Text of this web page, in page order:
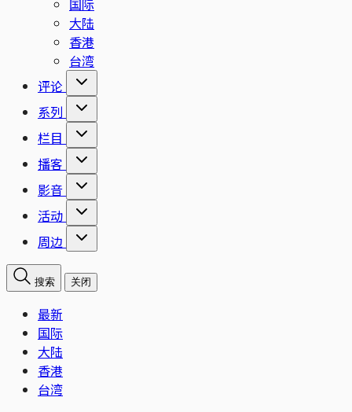
国际
大陆
香港
台湾
评论
系列
栏目
播客
影音
活动
周边
搜索 关闭
最新
国际
大陆
香港
台湾